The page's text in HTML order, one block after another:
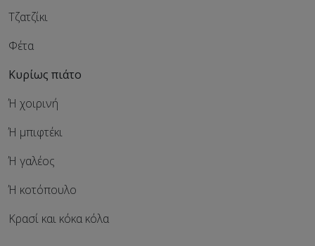
Τζατζίκι
Φέτα
Κυρίως πιάτο
Ή χοιρινή
Ή μπιφτέκι
Ή γαλέος
Ή κοτόπουλο
Κρασί και κόκα κόλα